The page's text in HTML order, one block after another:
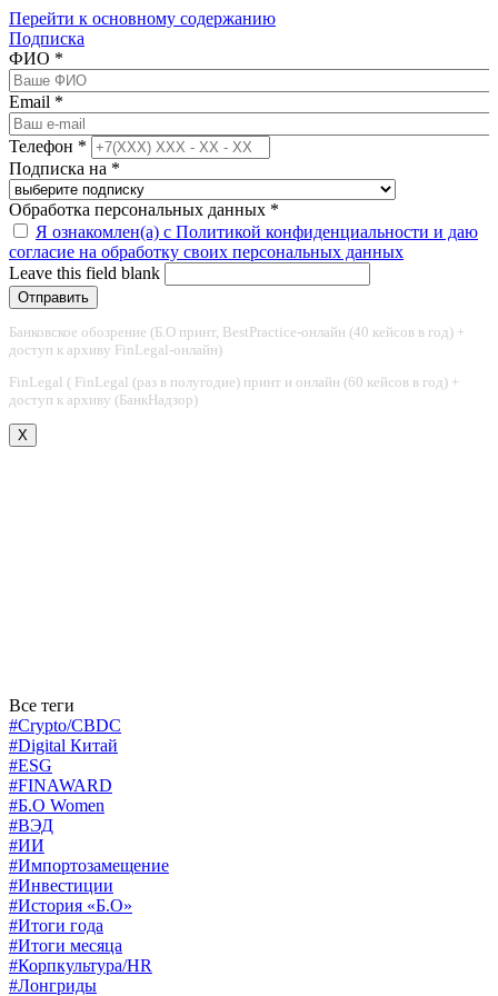
Перейти к основному содержанию
Подписка
ФИО *
Email *
Телефон *
Подписка на *
Обработка персональных данных *
Я ознакомлен(а) с Политикой конфиденциальности и даю
согласие на обработку своих персональных данных
Leave this field blank
Банковское обозрение (Б.О принт, BestPractice-онлайн (40 кейсов в год) +
доступ к архиву FinLegal-онлайн)
FinLegal ( FinLegal (раз в полугодие) принт и онлайн (60 кейсов в год) +
доступ к архиву (БанкНадзор)
X
Все теги
#Crypto/CBDC
#Digital Китай
#ESG
#FINAWARD
#Б.О Women
#ВЭД
#ИИ
#Импортозамещение
#Инвестиции
#История «Б.О»
#Итоги года
#Итоги месяца
#Корпкультура/HR
#Лонгриды